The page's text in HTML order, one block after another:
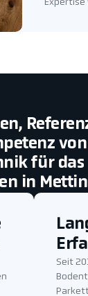
Expertise
von
für
in
Seit